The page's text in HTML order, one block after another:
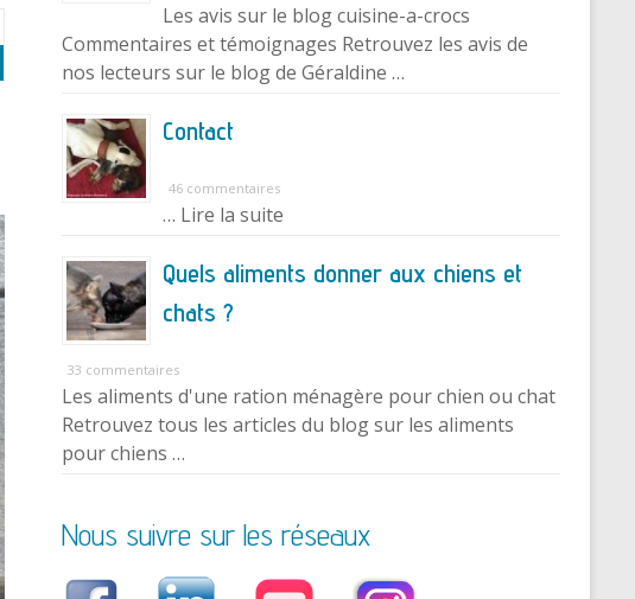
Les avis sur le blog cuisine-a-crocs
Commentaires et témoignages Retrouvez les avis de
nos lecteurs sur le blog de Géraldine …
Contact
46 commentaires
… Lire la suite
Quels aliments donner aux chiens et
chats ?
33 commentaires
Les aliments d'une ration ménagère pour chien ou chat
Retrouvez tous les articles du blog sur les aliments
pour chiens …
Nous suivre sur les réseaux